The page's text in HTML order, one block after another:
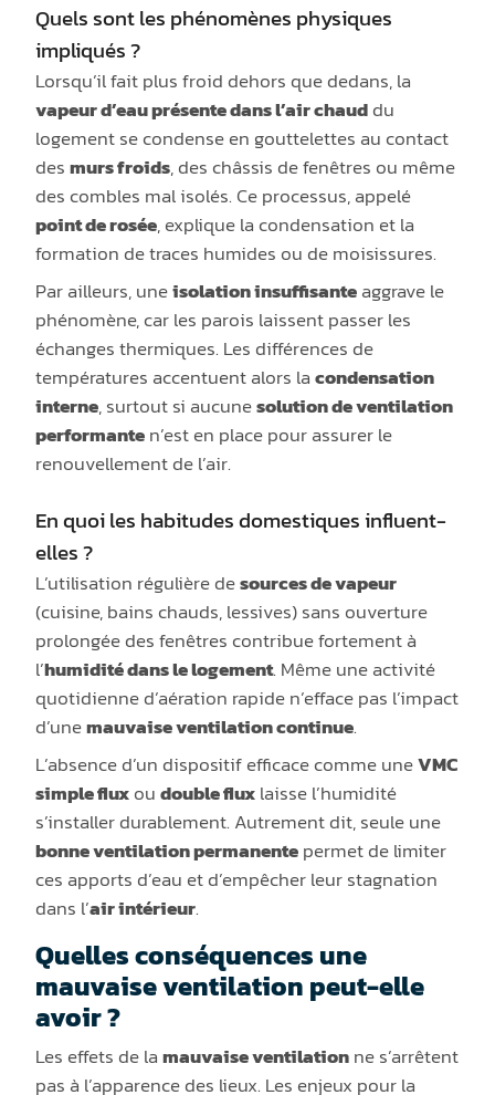
Quels sont les phénomènes physiques
impliqués ?
Lorsqu’il fait plus froid dehors que dedans, la
vapeur d’eau présente dans l’air chauddu
logement se condense en gouttelettes au contact
desmurs froids, des châssis de fenêtres ou même
des combles mal isolés. Ce processus, appelé
point de rosée, explique la condensation et la
formation de traces humides ou de moisissures.
Par ailleurs, uneisolation insuffisanteaggrave le
phénomène, car les parois laissent passer les
échanges thermiques. Les différences de
températures accentuent alors lacondensation
interne, surtout si aucunesolution de ventilation
performanten’est en place pour assurer le
renouvellement de l’air.
En quoi les habitudes domestiques influent-
elles ?
L’utilisation régulière desources de vapeur
(cuisine, bains chauds, lessives) sans ouverture
prolongée des fenêtres contribue fortement à
l’humidité dans le logement. Même une activité
quotidienne d’aération rapide n’efface pas l’impact
d’unemauvaise ventilation continue.
L’absence d’un dispositif efficace comme uneVMC
simple fluxoudouble fluxlaisse l’humidité
s’installer durablement. Autrement dit, seule une
bonne ventilation permanentepermet de limiter
ces apports d’eau et d’empêcher leur stagnation
dans l’air intérieur.
Quelles conséquences une
mauvaise ventilation peut-elle
avoir ?
Les effets de lamauvaise ventilationne s’arrêtent
pas à l’apparence des lieux. Les enjeux pour la